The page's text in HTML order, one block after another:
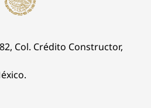
Col. Crédito Constructor,